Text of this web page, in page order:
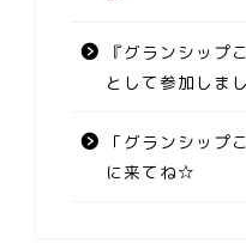
『グランシップ
として参加しま
「グランシップ
に来てね☆